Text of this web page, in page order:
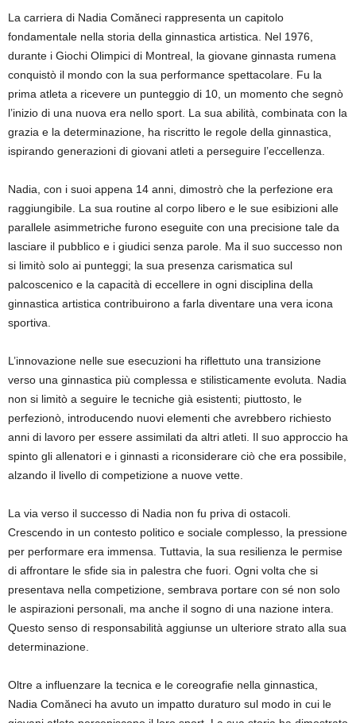
La carriera di Nadia Comăneci rappresenta un capitolo
fondamentale nella storia della ginnastica artistica. Nel 1976,
durante i Giochi Olimpici di Montreal, la giovane ginnasta rumena
conquistò il mondo con la sua performance spettacolare. Fu la
prima atleta a ricevere un punteggio di 10, un momento che segnò
l’inizio di una nuova era nello sport. La sua abilità, combinata con la
grazia e la determinazione, ha riscritto le regole della ginnastica,
ispirando generazioni di giovani atleti a perseguire l’eccellenza.
Nadia, con i suoi appena 14 anni, dimostrò che la perfezione era
raggiungibile. La sua routine al corpo libero e le sue esibizioni alle
parallele asimmetriche furono eseguite con una precisione tale da
lasciare il pubblico e i giudici senza parole. Ma il suo successo non
si limitò solo ai punteggi; la sua presenza carismatica sul
palcoscenico e la capacità di eccellere in ogni disciplina della
ginnastica artistica contribuirono a farla diventare una vera icona
sportiva.
L’innovazione nelle sue esecuzioni ha riflettuto una transizione
verso una ginnastica più complessa e stilisticamente evoluta. Nadia
non si limitò a seguire le tecniche già esistenti; piuttosto, le
perfezionò, introducendo nuovi elementi che avrebbero richiesto
anni di lavoro per essere assimilati da altri atleti. Il suo approccio ha
spinto gli allenatori e i ginnasti a riconsiderare ciò che era possibile,
alzando il livello di competizione a nuove vette.
La via verso il successo di Nadia non fu priva di ostacoli.
Crescendo in un contesto politico e sociale complesso, la pressione
per performare era immensa. Tuttavia, la sua resilienza le permise
di affrontare le sfide sia in palestra che fuori. Ogni volta che si
presentava nella competizione, sembrava portare con sé non solo
le aspirazioni personali, ma anche il sogno di una nazione intera.
Questo senso di responsabilità aggiunse un ulteriore strato alla sua
determinazione.
Oltre a influenzare la tecnica e le coreografie nella ginnastica,
Nadia Comăneci ha avuto un impatto duraturo sul modo in cui le